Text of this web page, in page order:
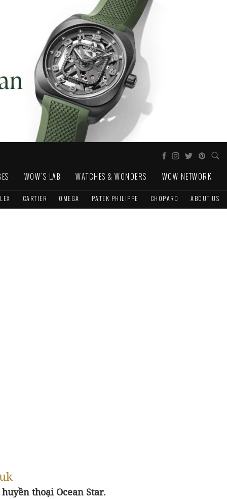
WOW'S LAB WATCHES & WONDERS WOW NETWORK
CARTIER OMEGA PATEK PHILIPPE CHOPARD ABOUT US
thoại Ocean Star.